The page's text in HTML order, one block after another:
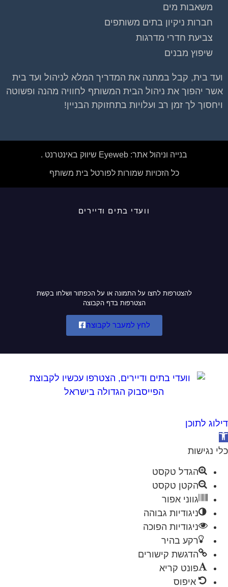
משאבות מים
חברות ניקיון בתים משותפים
צביעת חדרי מדרגות
שיפוץ מבנים
ועד בית, קבל במתנה את המדריך המלא לניהול ועד בית
אשר יהפוך את ניהול הבית המשותף לחוויה מהנה ופשוטה
ויחסוך לך זמן רב ועלויות בתחזוקת הבניין!
בנייה וניהול אתר: Eyeweb שיווק באינטרנט .
כל הזכויות שמורות לפורטל בית משותף
וועדי בתים ודיירים
להצטרפות לחצו על התמונה או על הכפתור ושלחו בקשת
הצטרפות בדף הקבוצה
לחץ למעבר לקבוצה
לתוכן
נגישות
הגדל טקסט
הקטן טקסט
גווני אפור
ניגודיות גבוהה
ניגודיות הפוכה
רקע בהיר
הדגשת קישורים
פונט קריא
איפוס